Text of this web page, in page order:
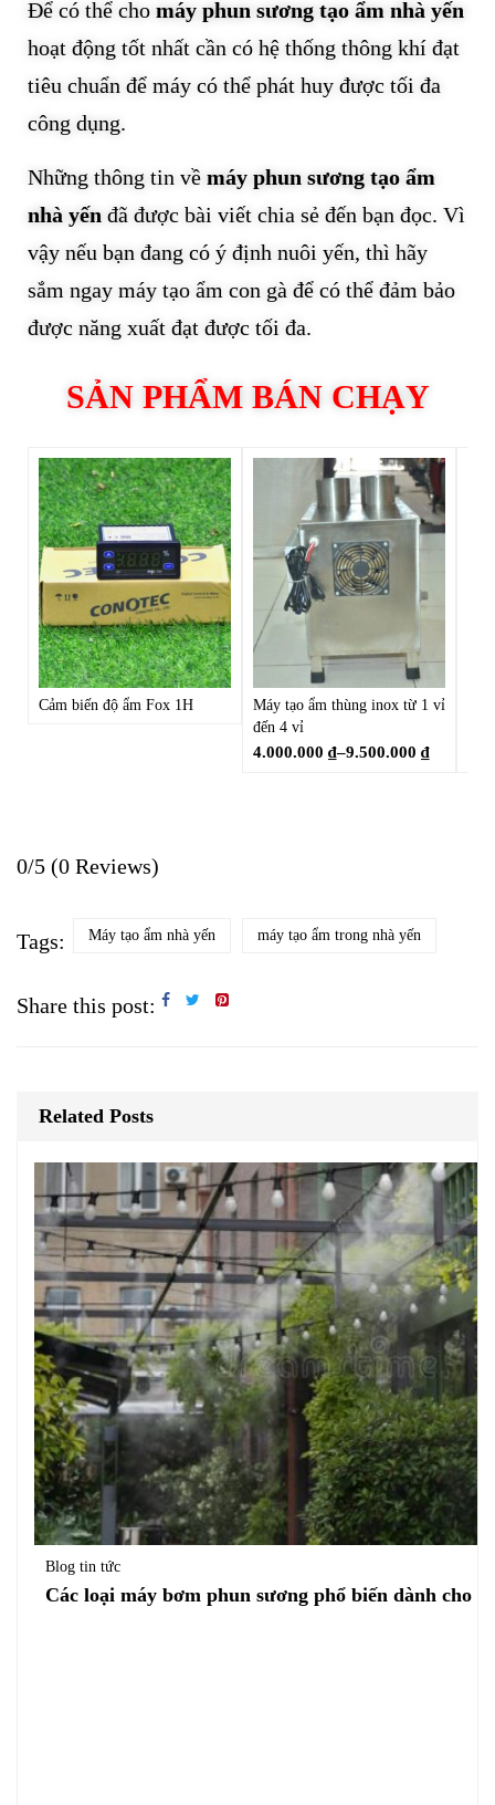
Để có thể cho máy phun sương tạo ẩm nhà yến
hoạt động tốt nhất cần có hệ thống thông khí đạt
tiêu chuẩn để máy có thể phát huy được tối đa
công dụng.
Những thông tin về máy phun sương tạo ẩm
nhà yến đã được bài viết chia sẻ đến bạn đọc. Vì
vậy nếu bạn đang có ý định nuôi yến, thì hãy
sắm ngay máy tạo ẩm con gà để có thể đảm bảo
được năng xuất đạt được tối đa.
SẢN PHẨM BÁN CHẠY
Cảm biến độ ẩm Fox 1H
Máy tạo ẩm thùng inox từ 1 vỉ
đến 4 vỉ
4.000.000 ₫–9.500.000 ₫
0/5 (0 Reviews)
Tags: Máy tạo ẩm nhà yến máy tạo ẩm trong nhà yến
Share this post:
Related Posts
Blog tin tức
Các loại máy bơm phun sương phổ biến dành cho